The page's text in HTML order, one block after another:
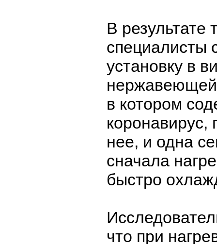
В результате
специалисты
установку в
нержавеющей
в котором
коронавирус,
нее, и одна
сначала
быстро
что при